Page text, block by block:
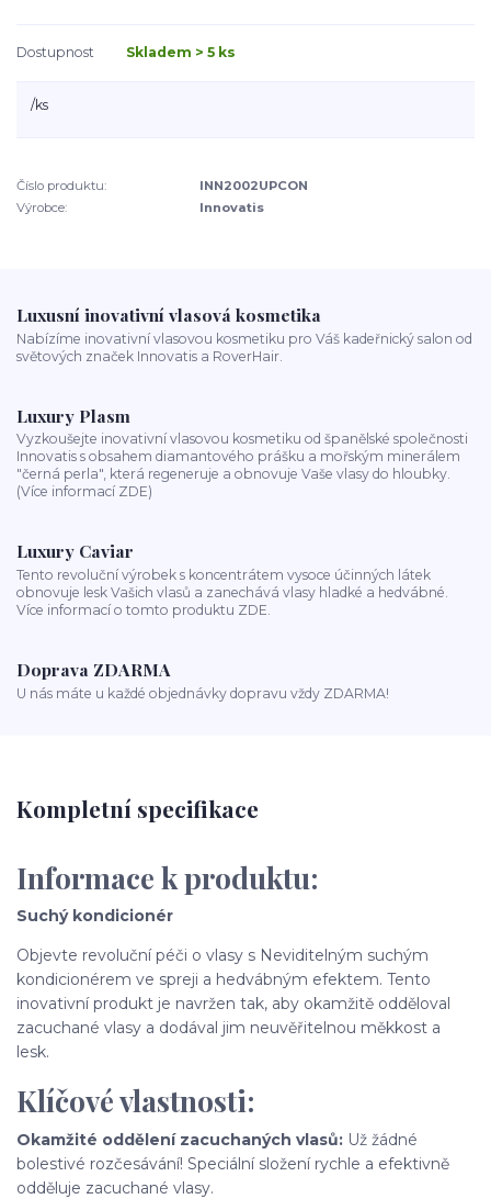
Dostupnost Skladem > 5 ks
/ks
Číslo produktu:
INN2002UPCON
Výrobce:
Innovatis
Luxusní inovativní vlasová kosmetika
Nabízíme inovativní vlasovou kosmetiku pro Váš kadeřnický salon od
světových značek Innovatis a RoverHair.
Luxury Plasm
Vyzkoušejte inovativní vlasovou kosmetiku od španělské společnosti
Innovatis s obsahem diamantového prášku a mořským minerálem
"černá perla", která regeneruje a obnovuje Vaše vlasy do hloubky.
(Více informací ZDE)
Luxury Caviar
Tento revoluční výrobek s koncentrátem vysoce účinných látek
obnovuje lesk Vašich vlasů a zanechává vlasy hladké a hedvábné.
Více informací o tomto produktu ZDE.
Doprava ZDARMA
U nás máte u každé objednávky dopravu vždy ZDARMA!
Kompletní specifikace
Informace k produktu:
Suchý kondicionér
Objevte revoluční péči o vlasy s Neviditelným suchým
kondicionérem ve spreji a hedvábným efektem. Tento
inovativní produkt je navržen tak, aby okamžitě odděloval
zacuchané vlasy a dodával jim neuvěřitelnou měkkost a
lesk.
Klíčové vlastnosti:
Okamžité oddělení zacuchaných vlasů: Už žádné
bolestivé rozčesávání! Speciální složení rychle a efektivně
odděluje zacuchané vlasy.